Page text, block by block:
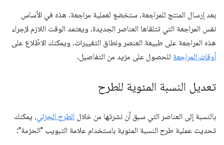
بعد إرسال المنتج للمراجعة، ستخضع لعملية مراجعة. هذه في الأساس
نفس المراجعة التي تتلقاها العناصر الجديدة، ويعتمد الوقت اللازم لإجراء
هذه المراجعة على طبيعة العنصر ونطاق التغييرات. ويمكنك الاطّلاع على
أوقات المراجعة للحصول على مزيد من التفاصيل.
تعديل النسبة المئوية للطرح
بالنسبة إلى العناصر التي سبق أن نشرتها من خلال الطرح الجزئي، يمكنك
تحديث عملية طرح النسبة المئوية باستخدام علامة التبويب "الحزمة":